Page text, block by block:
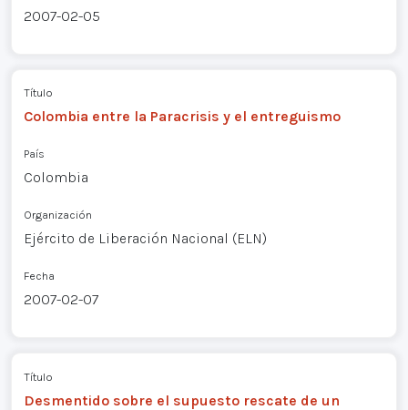
2007-02-05
Título
Colombia entre la Paracrisis y el entreguismo
País
Colombia
Organización
Ejército de Liberación Nacional (ELN)
Fecha
2007-02-07
Título
Desmentido sobre el supuesto rescate de un